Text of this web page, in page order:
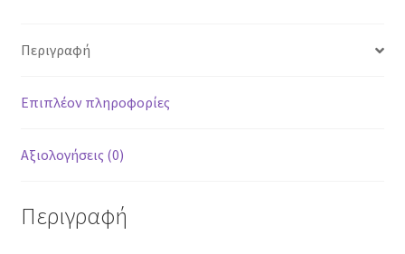
Περιγραφή
Επιπλέον πληροφορίες
Αξιολογήσεις (0)
Περιγραφή